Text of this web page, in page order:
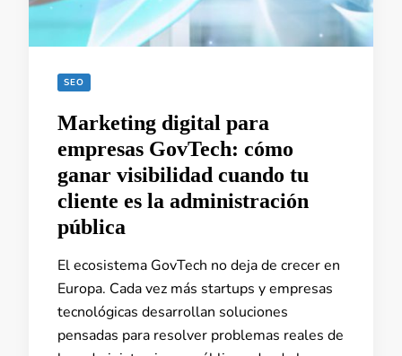
SEO
Marketing digital para
empresas GovTech: cómo
ganar visibilidad cuando tu
cliente es la administración
pública
El ecosistema GovTech no deja de crecer en
Europa. Cada vez más startups y empresas
tecnológicas desarrollan soluciones
pensadas para resolver problemas reales de